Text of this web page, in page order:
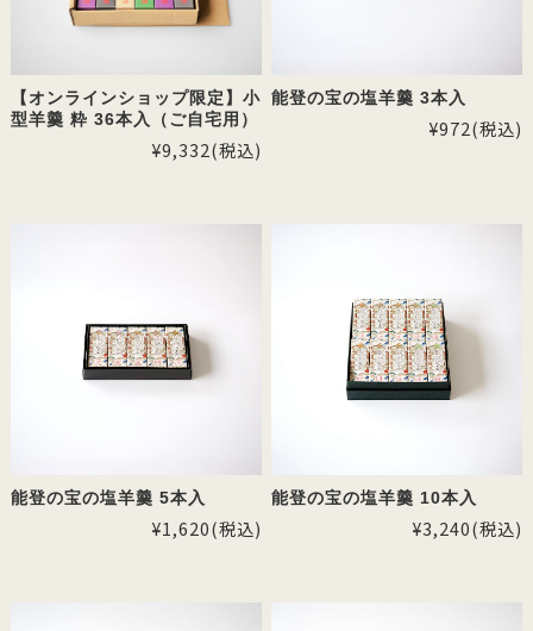
【オンラインショップ限定】小
型羊羹 粋 36本入（ご自宅用）
¥9,332(税込)
能登の宝の塩羊羹 3本入
¥972(税込)
能登の宝の塩羊羹 5本入
¥1,620(税込)
能登の宝の塩羊羹 10本入
¥3,240(税込)